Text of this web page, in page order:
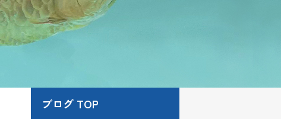
ブログ TOP